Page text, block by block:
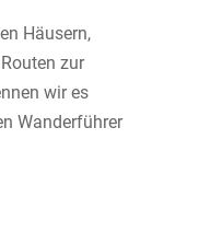
Häusern,
zur
wir es
Wanderführer